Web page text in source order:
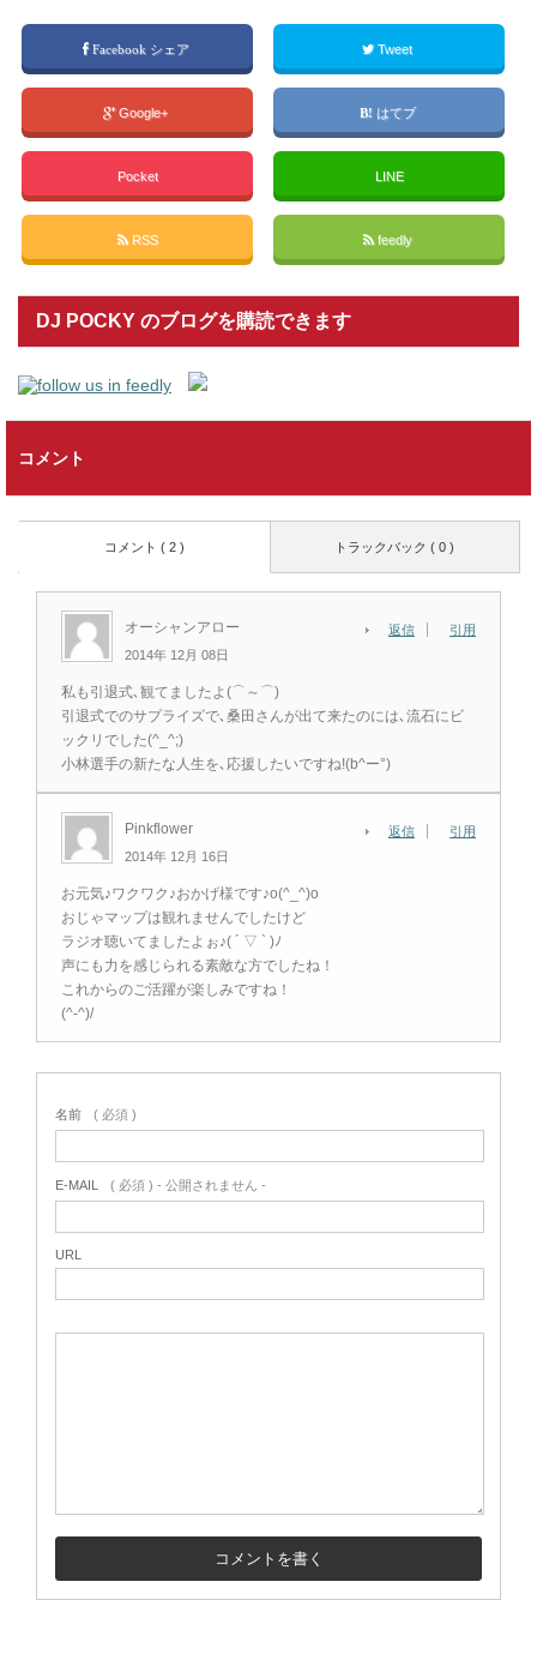
Facebook シェア Tweet
Google+ はてブ
Pocket LINE
RSS feedly
DJ POCKY のブログを購読できます
コメント
トラックバック ( 0 )
コメント ( 2 )
オーシャンアロー
2014年 12月 08日
返信 引用
私も引退式､観てましたよ(⌒～⌒)
引退式でのサプライズで､桑田さんが出て来たのには､流石にビ
ックリでした(^_^;)
小林選手の新たな人生を､応援したいですね!(b^ー°)
Pinkflower
2014年 12月 16日
返信 引用
お元気♪ワクワク♪おかげ様です♪o(^_^)o
おじゃマップは観れませんでしたけど
ラジオ聴いてましたよぉ♪( ´ ▽ ` )ﾉ
声にも力を感じられる素敵な方でしたね！
これからのご活躍が楽しみですね！
(^-^)/
名前 ( 必須 )
E-MAIL ( 必須 ) - 公開されません -
URL